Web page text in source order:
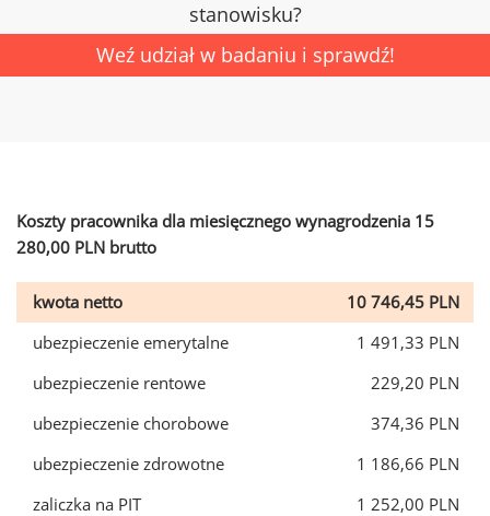
stanowisku?
Weź udział w badaniu i sprawdź!
Koszty pracownika dla miesięcznego wynagrodzenia 15
280,00 PLN brutto
kwota netto
10 746,45 PLN
ubezpieczenie emerytalne
1 491,33 PLN
ubezpieczenie rentowe
229,20 PLN
ubezpieczenie chorobowe
374,36 PLN
ubezpieczenie zdrowotne
1 186,66 PLN
zaliczka na PIT
1 252,00 PLN